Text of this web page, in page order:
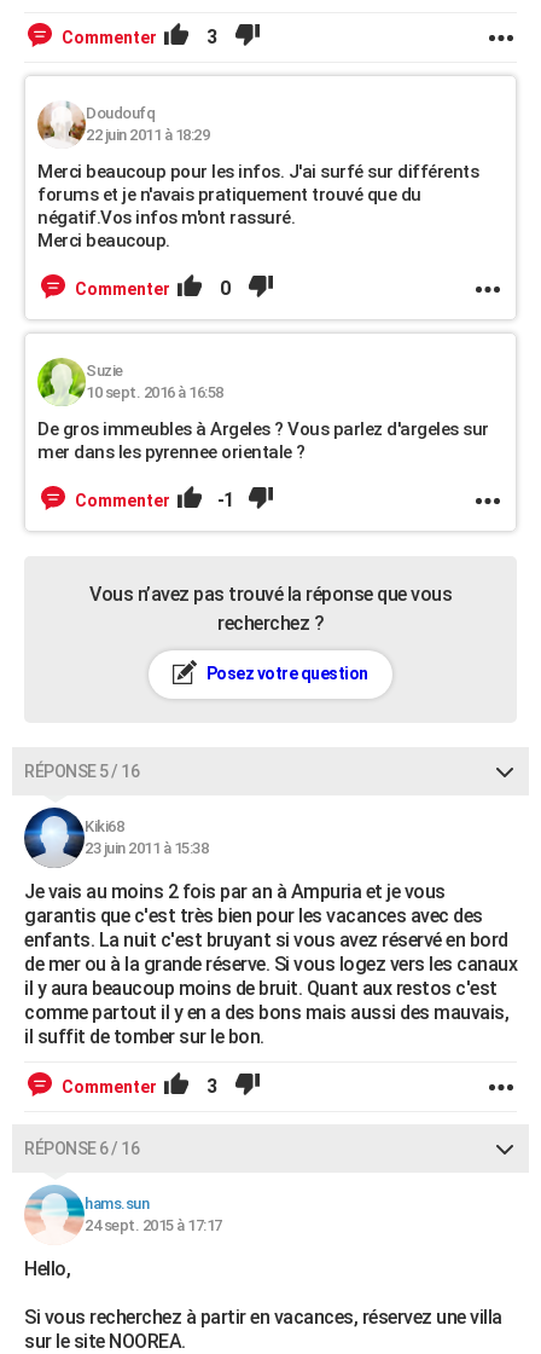
Commenter 3
Doudoufq
22 juin 2011 à 18:29
Merci beaucoup pour les infos. J'ai surfé sur différents
forums et je n'avais pratiquement trouvé que du
négatif.Vos infos m'ont rassuré.
Merci beaucoup.
Commenter 0
Suzie
10 sept. 2016 à 16:58
De gros immeubles à Argeles ? Vous parlez d'argeles sur
mer dans les pyrennee orientale ?
Commenter -1
Vous n’avez pas trouvé la réponse que vous
recherchez ?
Posez votre question
RÉPONSE 5 / 16
Kiki68
23 juin 2011 à 15:38
Je vais au moins 2 fois par an à Ampuria et je vous
garantis que c'est très bien pour les vacances avec des
enfants. La nuit c'est bruyant si vous avez réservé en bord
de mer ou à la grande réserve. Si vous logez vers les canaux
il y aura beaucoup moins de bruit. Quant aux restos c'est
comme partout il y en a des bons mais aussi des mauvais,
il suffit de tomber sur le bon.
Commenter 3
RÉPONSE 6 / 16
hams.sun
24 sept. 2015 à 17:17
Hello,
Si vous recherchez à partir en vacances, réservez une villa
sur le site NOOREA.